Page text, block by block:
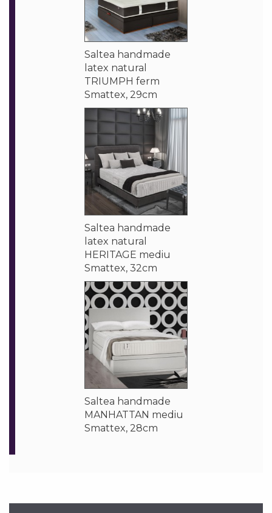
Saltea handmade
latex natural
TRIUMPH ferm
Smattex, 29cm
Saltea handmade
latex natural
HERITAGE mediu
Smattex, 32cm
Saltea handmade
MANHATTAN mediu
Smattex, 28cm